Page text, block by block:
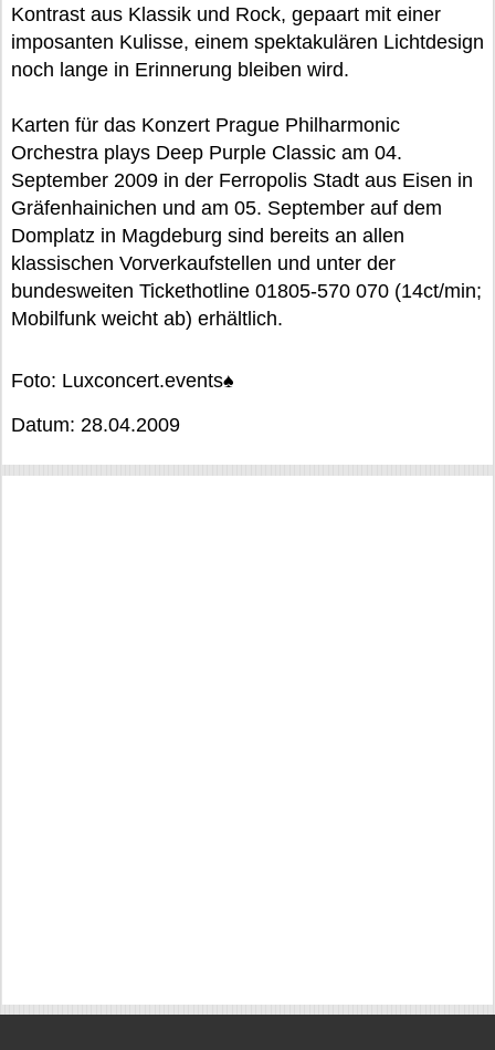
Kontrast aus Klassik und Rock, gepaart mit einer
imposanten Kulisse, einem spektakulären Lichtdesign
noch lange in Erinnerung bleiben wird.
Karten für das Konzert Prague Philharmonic
Orchestra plays Deep Purple Classic am 04.
September 2009 in der Ferropolis Stadt aus Eisen in
Gräfenhainichen und am 05. September auf dem
Domplatz in Magdeburg sind bereits an allen
klassischen Vorverkaufstellen und unter der
bundesweiten Tickethotline 01805-570 070 (14ct/min;
Mobilfunk weicht ab) erhältlich.
Foto: Luxconcert.events♠
Datum: 28.04.2009